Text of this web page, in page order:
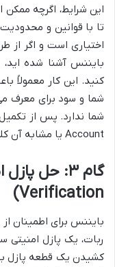
این شرایط، اگرچه
اختیاری است و اگر از
بایننس آشنا شده اید،
کنید. این کار معمولاً
شما و سود برای معرف
Account یا مشابه آن کلیک کنید.
Verification)
بایننس برای اطمینان
ربات، یک پازل امنیتی
کشیدن یک قطعه پازل